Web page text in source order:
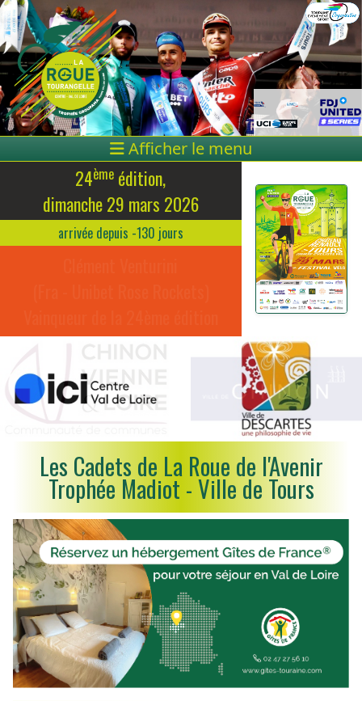
Afficher le menu
24ème édition,
dimanche 29 mars 2026
arrivée depuis -130 jours
Les Cadets de La Roue de l'Avenir
Trophée Madiot - Ville de Tours